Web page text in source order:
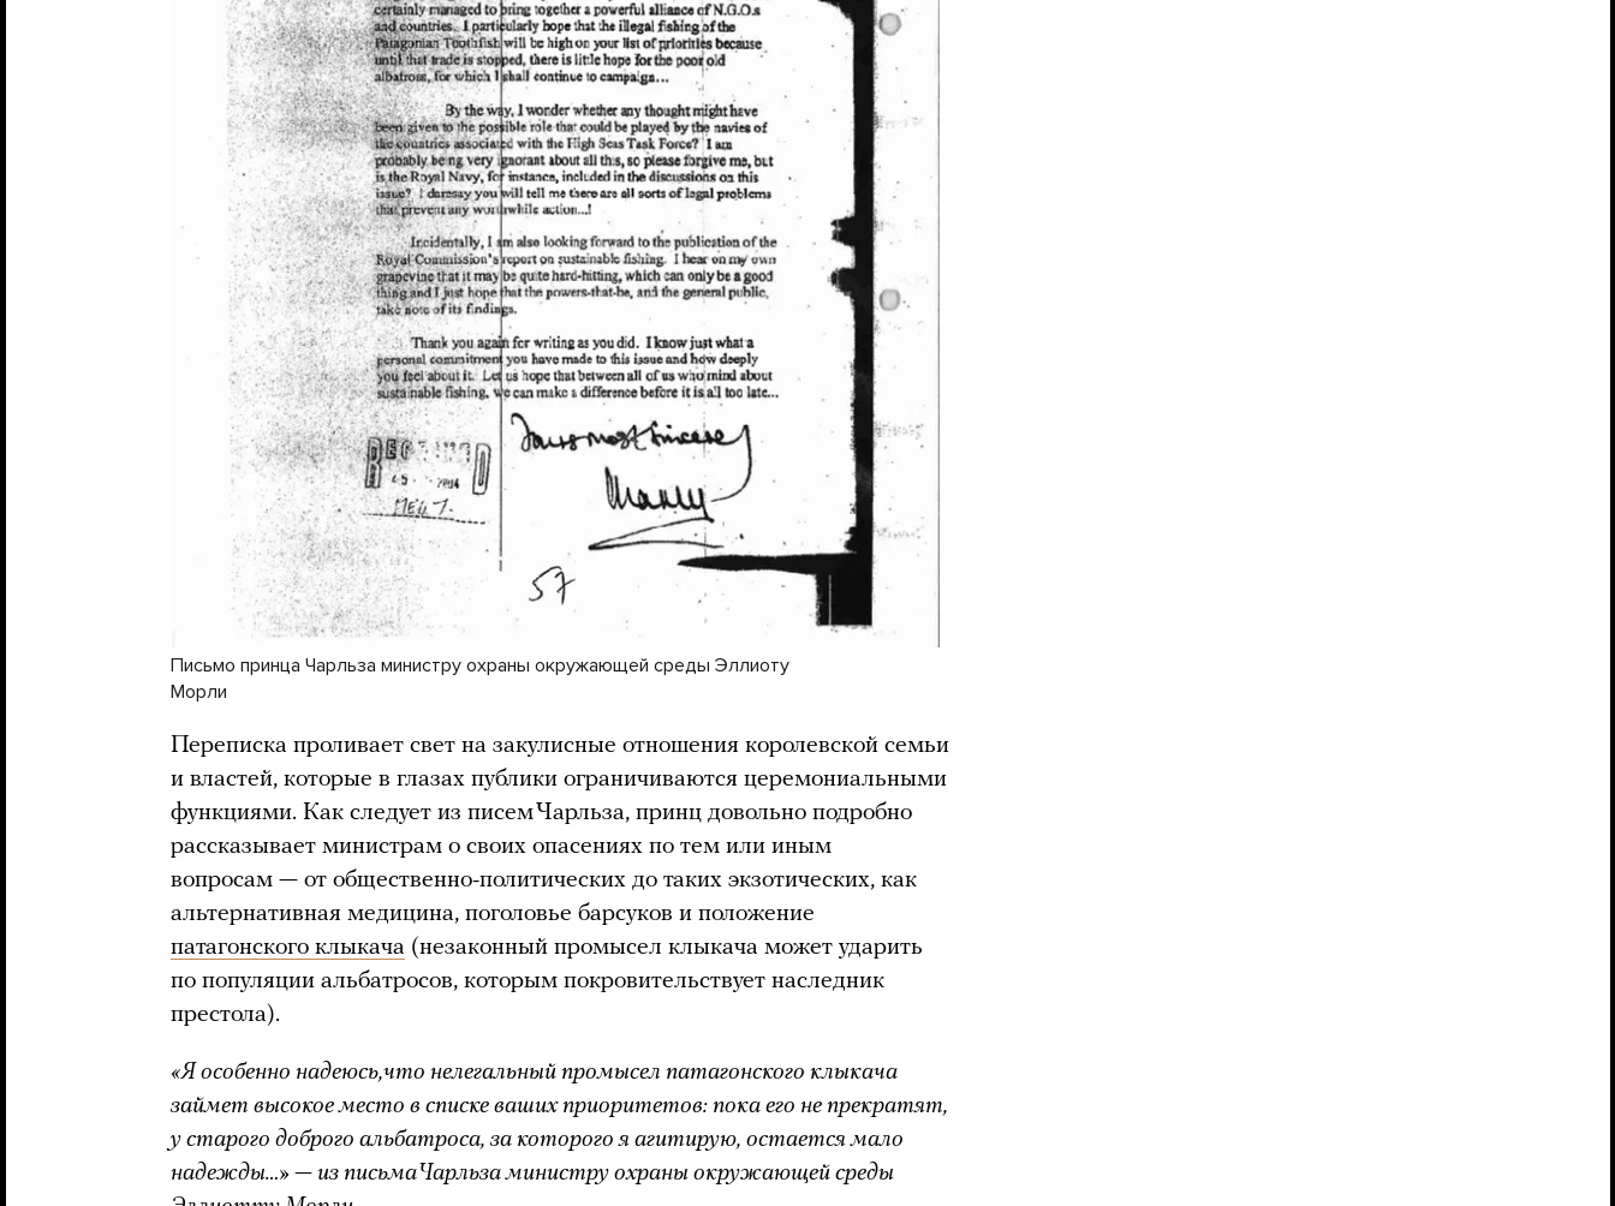
Письмо принца Чарльза министру охраны окружающей среды Эллиоту
Морли
Переписка проливает свет на закулисные отношения королевской семьи
и властей, которые в глазах публики ограничиваются церемониальными
функциями. Как следует из писем Чарльза, принц довольно подробно
рассказывает министрам о своих опасениях по тем или иным
вопросам — от общественно-политических до таких экзотических, как
альтернативная медицина, поголовье барсуков и положение
патагонского клыкача (незаконный промысел клыкача может ударить
по популяции альбатросов, которым покровительствует наследник
престола).
«Я особенно надеюсь,что нелегальный промысел патагонского клыкача
займет высокое место в списке ваших приоритетов: пока его не прекратят,
у старого доброго альбатроса, за которого я агитирую, остается мало
надежды…» — из письма Чарльза министру охраны окружающей среды